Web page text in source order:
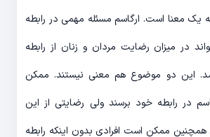
یک معنا است. ارگاسم مسئله مهمی در رابطه
در میزان رضایت مردان و زنان از رابطه
این دو موضوع هم معنی نیستند. ممکن
در رابطه خود برسند ولی رضایتی از این
همچنین ممکن است افرادی بدون اینکه رابطه